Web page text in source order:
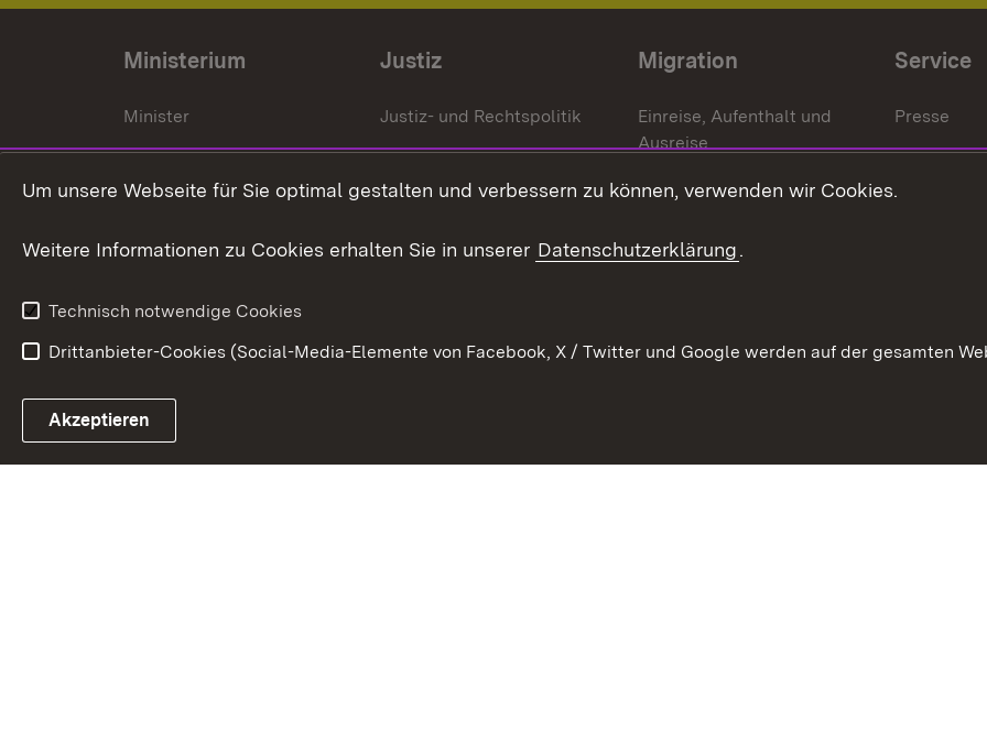
Ministerium
Minister
Staatssekrektär
Ministerialdirektorin
Organigramm
Justiz
Justiz- und Rechtspolitik
Gerichte und
Staatsanwaltschaften
Migration
Einreise, Aufenthalt und
Ausreise
Asylbewerber und
Erlasse und
Service
Presse
Link zum Landesportal
Um unsere Webseite für Sie optimal gestalten und verbessern zu können, verwenden wir Cookies.
Weitere Informationen zu Cookies erhalten Sie in unserer Datenschutzerklärung.
Technisch notwendige Cookies
Drittanbieter-Cookies (Social-Media-Elemente von Facebook, X / Twitter und Google werden auf der gesamten
Akzeptieren